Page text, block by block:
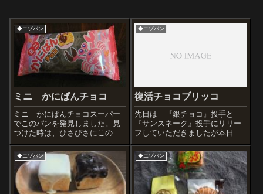
◆エゾパン
ミニ かにぱんチョコ
ミニ かにぱんチョコスーパー
でこのパンを発見しました。見
つけた時は、ひさびさにこのブ
ログの「エゾパン」コーナーに
投稿しようと思ったんだけど、
裏面をみたらどうやら浜松市の
三立製菓さんという会社の商品
らしい。北海道のパンじゃない
じゃん。でも結局...
◆エゾパン
復活チョコブリッコ
先日は 『銀チョコ』投手と
『サンスネーク』投手にリリー
フしていただきましたが本日の
記事では、エース 『チョコブ
リッコ』投手の再々々登板で
す。お待たせしました。 こな
いだの、 「メーカーさんに聞
いてみた」の続き をどう
ぞ・・・。あの これ、...
◆エゾパン ◆エゾパン